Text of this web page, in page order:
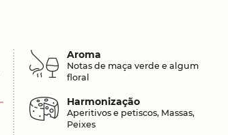
Aroma
Notas de maça verde e algum
floral
Harmonização
Aperitivos e petiscos, Massas,
Peixes